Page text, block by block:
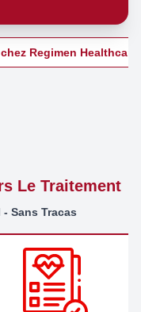
Regimen Healthcare
Le Traitement
Sans Tracas